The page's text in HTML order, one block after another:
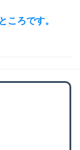
ころです。